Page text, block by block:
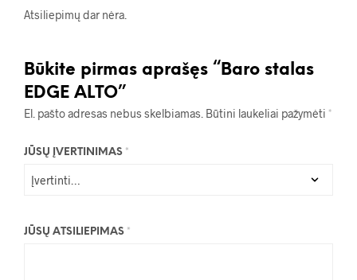
Atsiliepimų dar nėra.
Būkite pirmas aprašęs “Baro stalas
EDGE ALTO”
El. pašto adresas nebus skelbiamas. Būtini laukeliai pažymėti *
JŪSŲ ĮVERTINIMAS *
JŪSŲ ATSILIEPIMAS *